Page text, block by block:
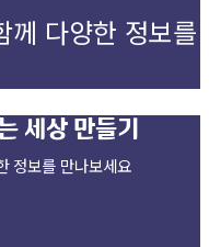
께 다양한 정보를
세상 만들기
정보를 만나보세요